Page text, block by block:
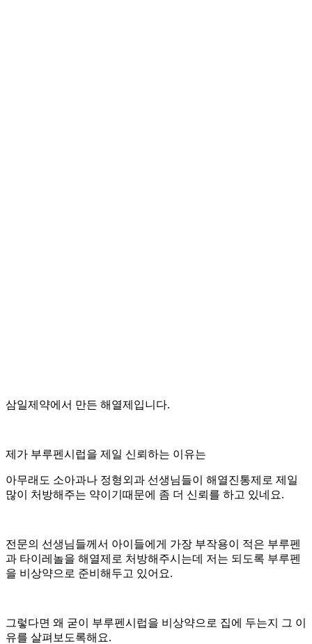
삼일제약에서 만든 해열제입니다.
제가 부루펜시럽을 제일 신뢰하는 이유는
아무래도 소아과나 정형외과 선생님들이 해열진통제로 제일
많이 처방해주는 약이기때문에 좀 더 신뢰를 하고 있네요.
전문의 선생님들께서 아이들에게 가장 부작용이 적은 부루펜
과 타이레놀을 해열제로 처방해주시는데 저는 되도록 부루펜
을 비상약으로 준비해두고 있어요.
그렇다면 왜 굳이 부루펜시럽을 비상약으로 집에 두는지 그 이
유를 살펴보도록해요.